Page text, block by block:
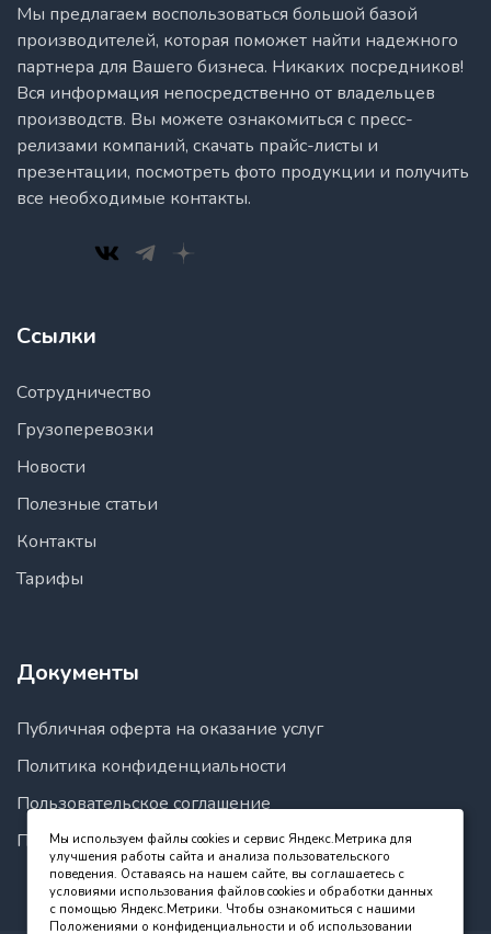
Мы используем файлы cookies и сервис Яндекс.Метрика для
улучшения работы сайта и анализа пользовательского
поведения. Оставаясь на нашем сайте, вы соглашаетесь с
условиями использования файлов cookies и обработки данных
с помощью Яндекс.Метрики. Чтобы ознакомиться с нашими
Положениями о конфиденциальности и об использовании
Мы предлагаем воспользоваться большой базой
производителей, которая поможет найти надежного
партнера для Вашего бизнеса. Никаких посредников!
Вся информация непосредственно от владельцев
производств. Вы можете ознакомиться с пресс-
релизами компаний, скачать прайс-листы и
презентации, посмотреть фото продукции и получить
все необходимые контакты.
Ссылки
Сотрудничество
Грузоперевозки
Новости
Полезные статьи
Контакты
Тарифы
Документы
Публичная оферта на оказание услуг
Политика конфиденциальности
Пользовательское соглашение
Правила пользования сайтом